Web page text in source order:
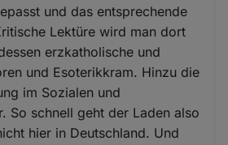
und das entsprechende
Lektüre wird man dort
erzkatholische und
und Esoterikkram. Hinzu die
im Sozialen und
So schnell geht der Laden also
hier in Deutschland. Und